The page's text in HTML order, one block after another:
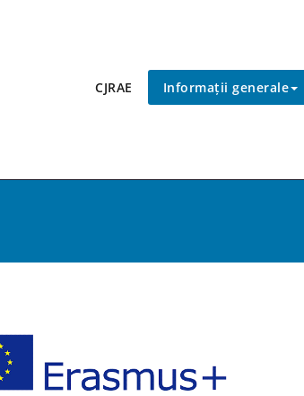
CJRAE Informații generale